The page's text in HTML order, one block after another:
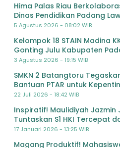
Hima Palas Riau
Dinas Pendidikan Padang
Pelatihan OSIS SMP se-
5 Agustus 2026 - 08:02 WIB
Kelompok 18 STAIN Madina
Gonting Julu Kabupaten
3 Agustus 2026 - 19:15 WIB
SMKN 2 Batangtoru
Bantuan PTAR untuk
Pendidikan
22 Juli 2026 - 18:42 WIB
Inspiratif! Maulidiyah Jazmin
Tuntaskan S1 HKI Tercepat
17 Januari 2026 - 13:25 WIB
Magang Produktif!